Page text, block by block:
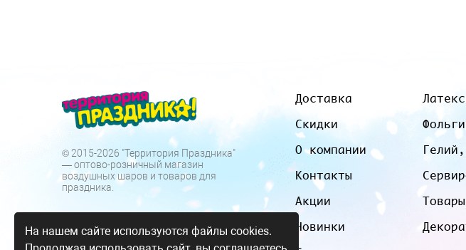
© 2015-2026 "Территория Праздника"
— оптово-розничный магазин
воздушных шаров и товаров для
праздника.
Доставка
Скидки
О компании
Контакты
Акции
Новинки
На нашем сайте используются файлы cookies.